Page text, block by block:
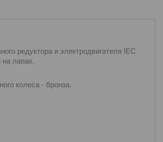
редуктора и электродвигателя IEC
лапах.
колеса - бронза.